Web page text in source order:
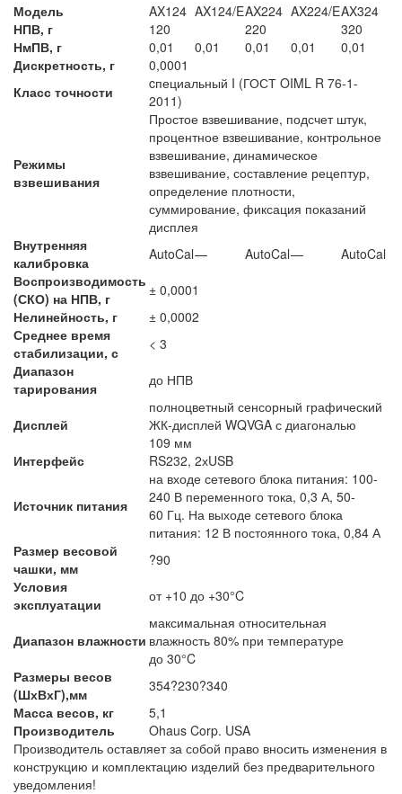
Модель AX124 AX124/EAX224 AX224/EAX324
НПВ, г
120 220
320
НмПВ, г
0,01 0,01 0,01 0,01
0,01
Дискретность, г
0,0001
Класс точности
cпециальный I (ГОСТ OIML R 76-1-
2011)
Режимы
взвешивания
Простое взвешивание, подсчет штук,
процентное взвешивание, контрольное
взвешивание, динамическое
взвешивание, составление рецептур,
определение плотности,
суммирование, фиксация показаний
дисплея
Внутренняя
калибровка
AutoCal— AutoCal—
AutoCal
Воспроизводимость
(СКО) на НПВ, г
± 0,0001
Нелинейность, г
± 0,0002
Среднее время
стабилизации, с
< 3
Диапазон
тарирования
до НПВ
Дисплей
полноцветный сенсорный графический
ЖК-дисплей WQVGA с диагональю
109 мм
Интерфейс
RS232, 2хUSB
Источник питания
на входе сетевого блока питания: 100-
240 В переменного тока, 0,3 А, 50-
60 Гц. На выходе сетевого блока
питания: 12 В постоянного тока, 0,84 А
Размер весовой
чашки, мм
?90
Условия
эксплуатации
от +10 до +30°C
Диапазон влажности
максимальная относительная
влажность 80% при температуре
до 30°C
Размеры весов
(ШхВхГ),мм
354?230?340
Масса весов, кг
5,1
Производитель
Ohaus Corp. USA
Производитель оставляет за собой право вносить изменения в
конструкцию и комплектацию изделий без предварительного
уведомления!